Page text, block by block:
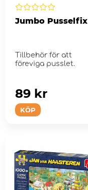
Jumbo Pusselfix
Tillbehör för att
föreviga pusslet.
KÖP
89 kr